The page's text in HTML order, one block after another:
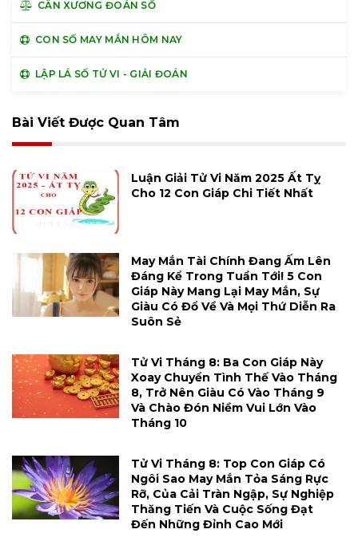
CÂN XƯƠNG ĐOÁN SỐ
CON SỐ MAY MẮN HÔM NAY
LẬP LÁ SỐ TỬ VI - GIẢI ĐOÁN
Bài Viết Được Quan Tâm
Luận Giải Tử Vi Năm 2025 Ất Tỵ
Cho 12 Con Giáp Chi Tiết Nhất
May Mắn Tài Chính Đang Ấm Lên
Đáng Kể Trong Tuần Tới! 5 Con
Giáp Này Mang Lại May Mắn, Sự
Giàu Có Đổ Về Và Mọi Thứ Diễn Ra
Suôn Sẻ
Tử Vi Tháng 8: Ba Con Giáp Này
Xoay Chuyển Tình Thế Vào Tháng
8, Trở Nên Giàu Có Vào Tháng 9
Và Chào Đón Niềm Vui Lớn Vào
Tháng 10
Tử Vi Tháng 8: Top Con Giáp Có
Ngôi Sao May Mắn Tỏa Sáng Rực
Rỡ, Của Cải Tràn Ngập, Sự Nghiệp
Thăng Tiến Và Cuộc Sống Đạt
Đến Những Đỉnh Cao Mới